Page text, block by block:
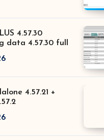
4.57.30
data 4.57.30 full
4.57.21 +